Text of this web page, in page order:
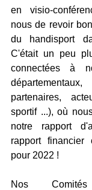
en visio-
nous de revoir
du handisport
C'était un peu
connectées à
partenaires,
sportif ...), où
notre rapport
rapport financier
pour 2022 !
Nos Comités